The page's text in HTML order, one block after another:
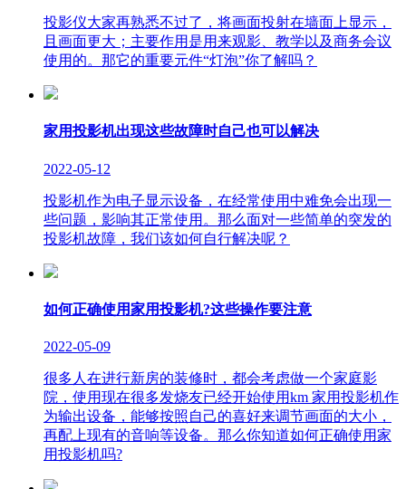
投影仪大家再熟悉不过了，将画面投射在墙面上显示，
且画面更大；主要作用是用来观影、教学以及商务会议
使用的。那它的重要元件“灯泡”你了解吗？
家用投影机出现这些故障时自己也可以解决
2022-05-12
投影机作为电子显示设备，在经常使用中难免会出现一
些问题，影响其正常使用。那么面对一些简单的突发的
投影机故障，我们该如何自行解决呢？
如何正确使用家用投影机?这些操作要注意
2022-05-09
很多人在进行新房的装修时，都会考虑做一个家庭影
院，使用现在很多发烧友已经开始使用km 家用投影机作
为输出设备，能够按照自己的喜好来调节画面的大小，
再配上现有的音响等设备。那么你知道如何正确使用家
用投影机吗?